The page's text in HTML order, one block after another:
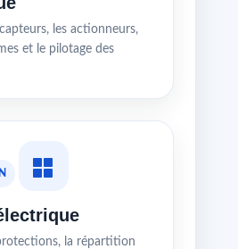
les actionneurs,
et le pilotage des
la répartition